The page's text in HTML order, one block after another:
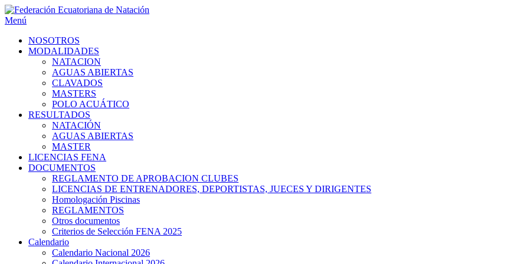
Saltar
al
Menú
NOSOTROS
MODALIDADES
NATACION
AGUAS ABIERTAS
CLAVADOS
MASTERS
POLO ACUÁTICO
RESULTADOS
NATACIÓN
AGUAS ABIERTAS
MASTER
LICENCIAS FENA
DOCUMENTOS
REGLAMENTO DE APROBACION CLUBES
LICENCIAS DE ENTRENADORES, DEPORTISTAS, JUECES Y DIRIGENTES
Homologación Piscinas
REGLAMENTOS
Otros documentos
Criterios de Selección FENA 2025
Calendario
Calendario Nacional 2026